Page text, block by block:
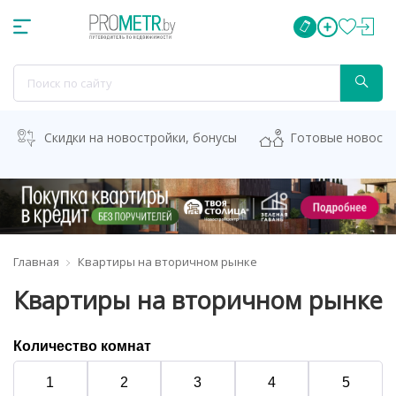
Скидки на новостройки, бонусы Готовые
Главная Квартиры на вторичном рынке
Квартиры на вторичном рынке
Количество комнат
1 2 3 4 5